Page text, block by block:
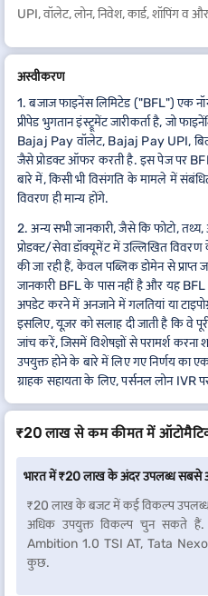
UPI, वॉलेट, लोन, निवेश, कार्ड, शॉपिंग व
अस्वीकरण
1. बजाज फाइनेंस लिमिटेड ("BFL") एक
प्रीपेड भुगतान इंस्ट्रूमेंट जारीकर्ता है, जो
Bajaj Pay वॉलेट, Bajaj Pay UPI, बिल
जैसे प्रोडक्ट ऑफर करती है. इस पेज पर
बारे में, किसी भी विसंगति के मामले में
विवरण ही मान्य होंगे.
2. अन्य सभी जानकारी, जैसे कि फोटो,
प्रोडक्ट/सेवा डॉक्यूमेंट में उल्लिखित
की जा रही हैं, केवल पब्लिक डोमेन से प्राप्त
जानकारी BFL के पास नहीं है और यह BFL
अपडेट करने में अनजाने में गलतियां या
इसलिए, यूज़र को सलाह दी जाती है कि वे
जांच करें, जिसमें विशेषज्ञों से परामर्श
उपयुक्त होने के बारे में लिए गए निर्णय का
ग्राहक सहायता के लिए, पर्सनल लोन
₹20 लाख से कम कीमत में ऑटोमैटिक
भारत में ₹20 लाख के अंदर उपलब्ध सबसे
₹20 लाख के बजट में कई विकल्प
अधिक उपयुक्त विकल्प चुन सकते
Ambition 1.0 TSI AT, Tata
कुछ.